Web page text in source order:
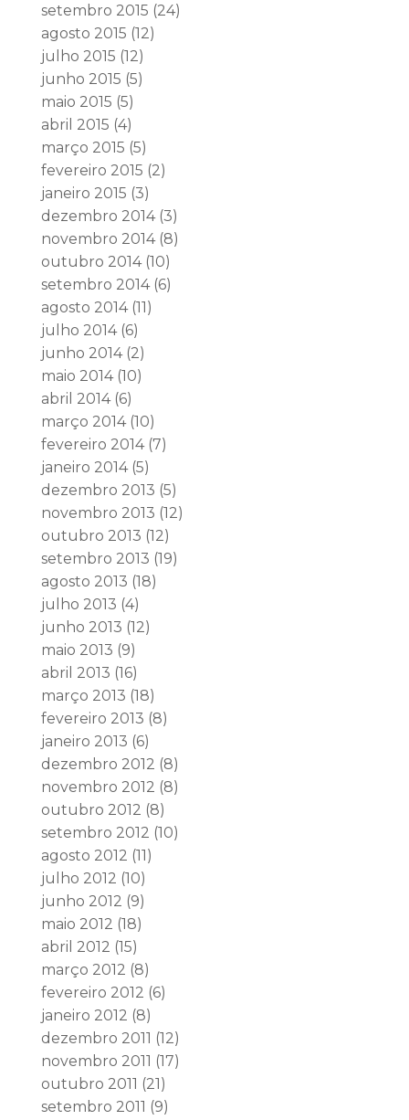
setembro 2015 (24)
agosto 2015 (12)
julho 2015 (12)
junho 2015 (5)
maio 2015 (5)
abril 2015 (4)
março 2015 (5)
fevereiro 2015 (2)
janeiro 2015 (3)
dezembro 2014(3)
novembro 2014(8)
outubro 2014(10)
setembro 2014(6)
agosto 2014(11)
julho 2014(6)
junho 2014(2)
maio 2014(10)
abril 2014(6)
março 2014(10)
fevereiro 2014(7)
janeiro 2014(5)
dezembro 2013 (5)
novembro 2013 (12)
outubro 2013 (12)
setembro 2013 (19)
agosto 2013 (18)
julho 2013 (4)
junho 2013 (12)
maio 2013 (9)
abril 2013 (16)
março 2013 (18)
fevereiro 2013 (8)
janeiro 2013 (6)
dezembro 2012 (8)
novembro 2012 (8)
outubro 2012 (8)
setembro 2012 (10)
agosto 2012 (11)
julho 2012 (10)
junho 2012 (9)
maio 2012 (18)
abril 2012 (15)
março 2012 (8)
fevereiro 2012 (6)
janeiro 2012 (8)
dezembro 2011 (12)
novembro 2011 (17)
outubro 2011 (21)
setembro 2011 (9)